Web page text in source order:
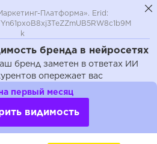
бренда в нейросетях
бренд заметен в ответах ИИ
опережает вас
Платформа». Erid:
k
первый месяц
видимость